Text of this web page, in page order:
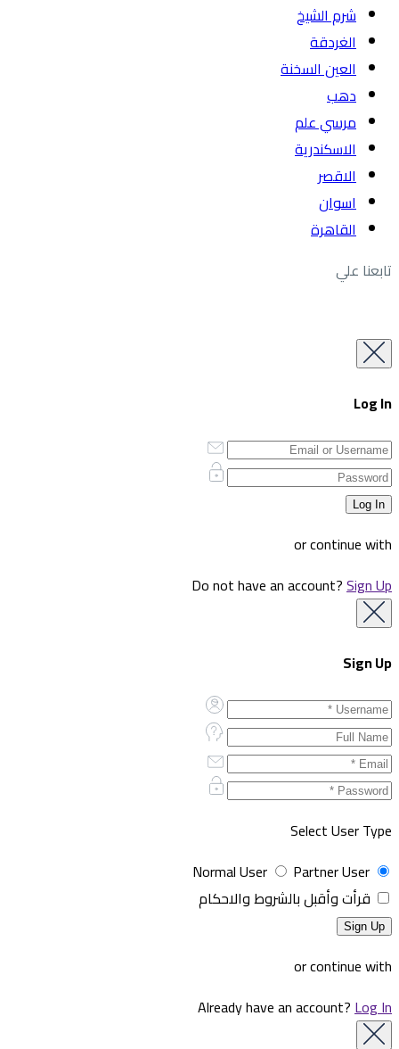
شرم الشيخ
الغردقة
العين السخنة
دهب
مرسي علم
الاسكندرية
الاقصر
اسوان
القاهرة
تابعنا علي
Log In
or continue with
Do not have an account?Sign Up
Sign Up
Select User Type
Normal User
Partner User
قرأت وأقبل بالشروط والاحكام
or continue with
Already have an account?Log In